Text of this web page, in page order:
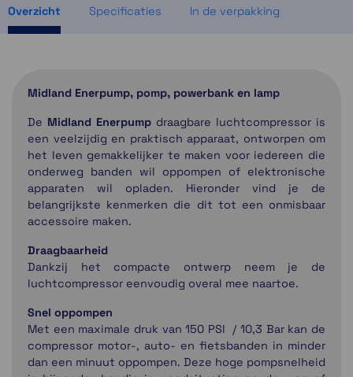
Overzicht Specificaties In de verpakking
Midland Enerpump, pomp, powerbank en lamp
De Midland Enerpump draagbare luchtcompressor is
een veelzijdig en praktisch apparaat, ontworpen om
het leven gemakkelijker te maken voor iedereen die
onderweg banden wil oppompen of elektronische
apparaten wil opladen. Hieronder vind je de
belangrijkste kenmerken die dit tot een onmisbaar
accessoire maken.
Draagbaarheid
Dankzij het compacte ontwerp neem je de
luchtcompressor eenvoudig overal mee naartoe.
Snel oppompen
Met een maximale druk van 150 PSI / 10,3 Bar kan de
compressor motor-, auto- en fietsbanden in minder
dan een minuut oppompen. Deze hoge pompsnelheid